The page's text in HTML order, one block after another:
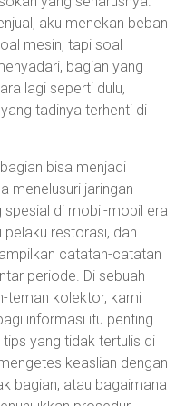
aku menekan beban
mesin, tapi soal
bagian yang
lagi seperti dulu,
tadinya terhenti di
bisa menjadi
menelusuri jaringan
spesial di mobil-mobil era
restorasi, dan
catatan-catatan
periode. Di sebuah
teman kolektor, kami
informasi itu penting.
yang tidak tertulis di
keaslian dengan
bagian, atau bagaimana